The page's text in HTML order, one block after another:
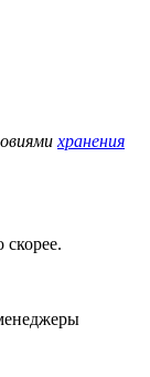
хранения